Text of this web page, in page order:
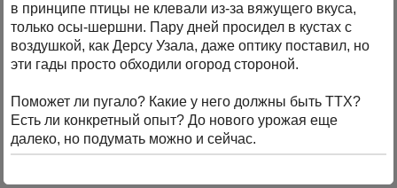
в принципе птицы не клевали из-за вяжущего вкуса,
только осы-шершни. Пару дней просидел в кустах с
воздушкой, как Дерсу Узала, даже оптику поставил, но
эти гады просто обходили огород стороной.
Поможет ли пугало? Какие у него должны быть ТТХ?
Есть ли конкретный опыт? До нового урожая еще
далеко, но подумать можно и сейчас.